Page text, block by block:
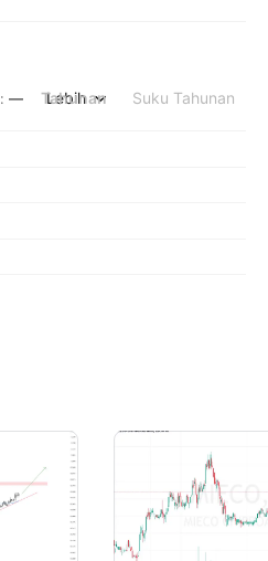
: — Tahunan Suku Tahunan
Lebih